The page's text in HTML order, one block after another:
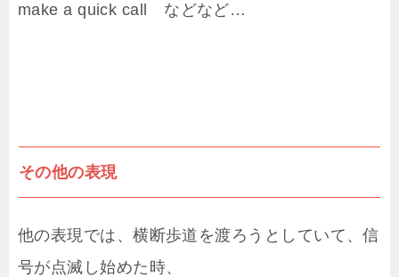
make a quick call などなど…
その他の表現
他の表現では、横断歩道を渡ろうとしていて、信
号が点滅し始めた時、